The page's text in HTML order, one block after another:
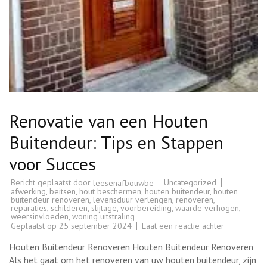
Renovatie van een Houten
Buitendeur: Tips en Stappen
voor Succes
Bericht geplaatst door leesenafbouwbe
Uncategorized
afwerking, beitsen, hout beschermen, houten buitendeur, houten
buitendeur renoveren, levensduur verlengen, renoveren,
reparaties, schilderen, slijtage, voorbereiding, waarde verhogen,
weersinvloeden, woning uitstraling
Geplaatst op 25 september 2024 Laat een reactie achterop
een
Houten
Houten Buitendeur Renoveren Houten Buitendeur Renoveren
Als het gaat om het renoveren van uw houten buitendeur, zijn